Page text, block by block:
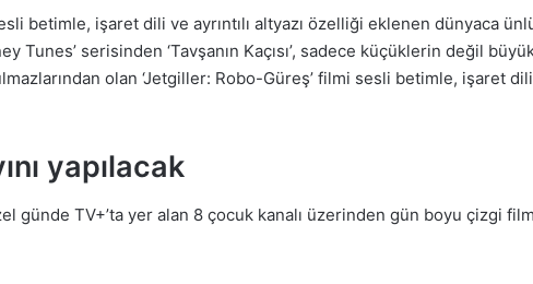
betimle, işaret dili ve ayrıntılı altyazı özelliği eklenen dünyaca
Tunes’ serisinden ‘Tavşanın Kaçısı’, sadece küçüklerin değil
olan ‘Jetgiller: Robo-Güreş’ filmi sesli betimle, işaret
yapılacak
günde TV+’ta yer alan 8 çocuk kanalı üzerinden gün boyu çizgi